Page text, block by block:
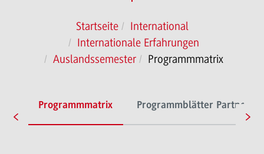
Startseite
International
Internationale Erfahrungen
Auslandssemester
Programmmatrix
Programmmatrix Programmblätter